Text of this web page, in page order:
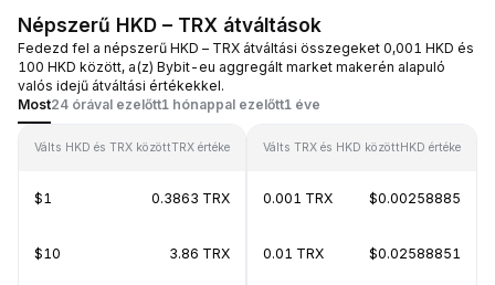
Népszerű HKD – TRX átváltások
Fedezd fel a népszerű HKD – TRX átváltási összegeket 0,001 HKD és
100 HKD között, a(z) Bybit-eu aggregált market makerén alapuló
valós idejű átváltási értékekkel.
Most24 órával ezelőtt1 hónappal ezelőtt1 éve
Válts HKD és TRX közöttTRX értéke
$1 0.3863 TRX
$10 3.86 TRX
Válts TRX és HKD közöttHKD értéke
0.001 TRX $0.00258885
0.01 TRX $0.02588851